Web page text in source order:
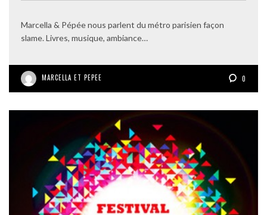
Marcella & Pépée nous parlent du métro parisien façon
slame. Livres, musique, ambiance…
MARCELLA ET PEPEE 0